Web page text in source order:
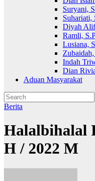
Suryani,
Suhariati,
Diyah
Ramli,
Lusiana,
Indah
Dian
Aduan Masyarakat
Berita
Halalbihalal
H / 2022 M